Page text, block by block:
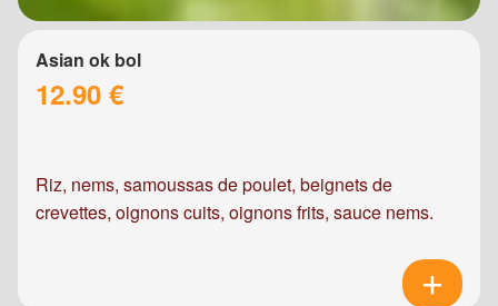
Asian ok bol
12.90 €
Riz, nems, samoussas de poulet, beignets de
crevettes, oignons cuits, oignons frits, sauce nems.